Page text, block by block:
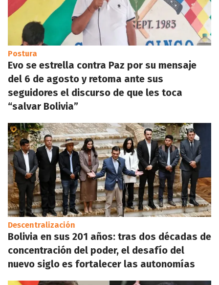
Postura
Evo se estrella contra Paz por su mensaje
del 6 de agosto y retoma ante sus
seguidores el discurso de que les toca
“salvar Bolivia”
Descentralización
Bolivia en sus 201 años: tras dos décadas de
concentración del poder, el desafío del
nuevo siglo es fortalecer las autonomías